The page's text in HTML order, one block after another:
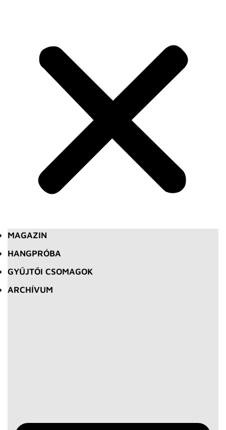
MAGAZIN
HANGPRÓBA
GYŰJTŐI CSOMAGOK
ARCHÍVUM